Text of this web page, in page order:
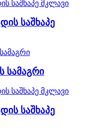
საშხაპე
სამაგრი
საშხაპე